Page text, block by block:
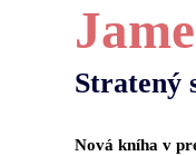
Stratený
Nová kníha v